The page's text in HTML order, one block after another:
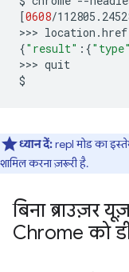
[0608/
>>>
{"result" : {"type"
>>> quit
ध्यान दें:repl मोड का
शामिल करना ज़रूरी है.
बिना
Chrome को